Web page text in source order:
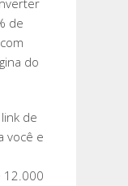
de
do
de
você e
12.000